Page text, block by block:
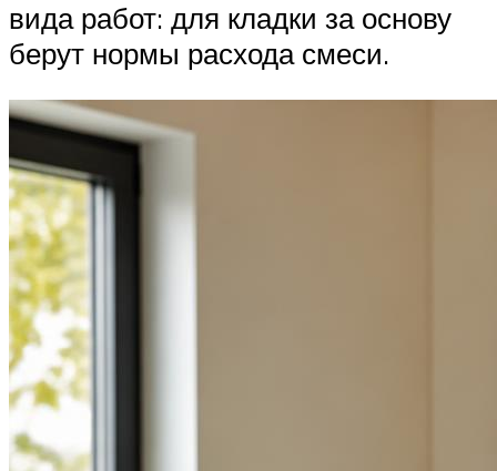
вида работ: для кладки за основу
берут нормы расхода смеси.